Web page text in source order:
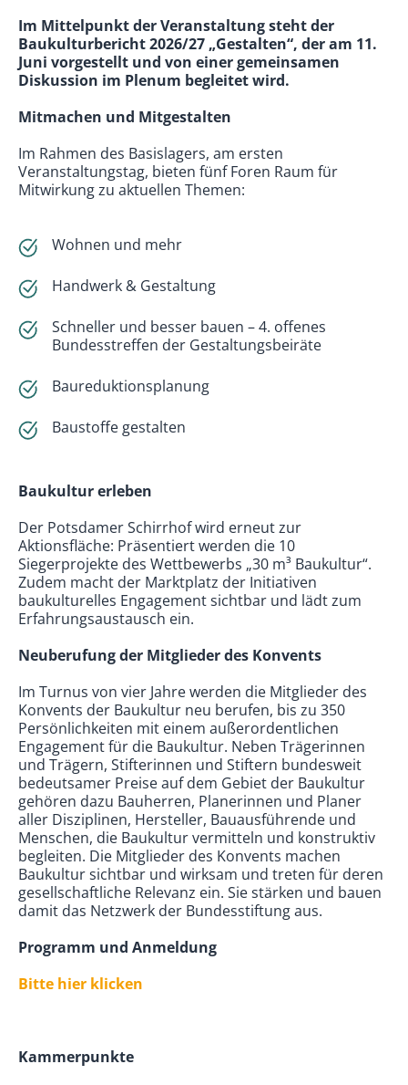
Im Mittelpunkt der Veranstaltung steht der
Baukulturbericht 2026/27 „Gestalten“, der am 11.
Juni vorgestellt und von einer gemeinsamen
Diskussion im Plenum begleitet wird.
Mitmachen und Mitgestalten
Im Rahmen des Basislagers, am ersten
Veranstaltungstag, bieten fünf Foren Raum für
Mitwirkung zu aktuellen Themen:
Wohnen und mehr
Handwerk & Gestaltung
Schneller und besser bauen – 4. offenes
Bundesstreffen der Gestaltungsbeiräte
Baureduktionsplanung
Baustoffe gestalten
Baukultur erleben
Der Potsdamer Schirrhof wird erneut zur
Aktionsfläche: Präsentiert werden die 10
Siegerprojekte des Wettbewerbs „30 m³ Baukultur“.
Zudem macht der Marktplatz der Initiativen
baukulturelles Engagement sichtbar und lädt zum
Erfahrungsaustausch ein.
Neuberufung der Mitglieder des Konvents
Im Turnus von vier Jahre werden die Mitglieder des
Konvents der Baukultur neu berufen, bis zu 350
Persönlichkeiten mit einem außerordentlichen
Engagement für die Baukultur. Neben Trägerinnen
und Trägern, Stifterinnen und Stiftern bundesweit
bedeutsamer Preise auf dem Gebiet der Baukultur
gehören dazu Bauherren, Planerinnen und Planer
aller Disziplinen, Hersteller, Bauausführende und
Menschen, die Baukultur vermitteln und konstruktiv
begleiten. Die Mitglieder des Konvents machen
Baukultur sichtbar und wirksam und treten für deren
gesellschaftliche Relevanz ein. Sie stärken und bauen
damit das Netzwerk der Bundesstiftung aus.
Programm und Anmeldung
Bitte hier klicken
Kammerpunkte